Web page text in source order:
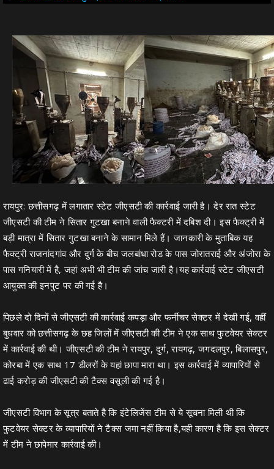
रायपुर: छत्तीसगढ़ में लगातार स्टेट जीएसटी की कार्रवाई जारी है। देर रात स्टेट
जीएसटी की टीम ने सितार गुटखा बनाने वाली फैक्टरी में दबिश दी। इस फैक्ट्री में
बड़ी मात्रा में सितार गुटखा बनाने के सामान मिले हैं। जानकारी के मुताबिक यह
फैक्ट्री राजनांदगांव और दुर्ग के बीच जलबांधा रोड के पास जोरातराई और अंजोरा के
पास गनियारी में है, जहां अभी भी टीम की जांच जारी है।यह कार्रवाई स्टेट जीएसटी
आयुक्त की इनपुट पर की गई है।
पिछले दो दिनों से जीएसटी की कार्रवाई कपड़ा और फर्नीचर सेक्टर में देखी गई, वहीं
बुधवार को छत्तीसगढ़ के छह जिलों में जीएसटी की टीम ने एक साथ फुटवेयर सेक्टर
में कार्रवाई की थी। जीएसटी की टीम ने रायपुर, दुर्ग, रायगढ़, जगदलपुर, बिलासपुर,
कोरबा में एक साथ 17 डीलरों के यहां छापा मारा था। इस कार्रवाई में व्यापारियों से
ढाई करोड़ की जीएसटी की टैक्स वसूली की गई है।
जीएसटी विभाग के सूत्र बताते है कि इंटेलिजेंस टीम से ये सूचना मिली थी कि
फुटवेयर सेक्टर के व्यापारियों ने टैक्स जमा नहीं किया है,यही कारण है कि इस सेक्टर
में टीम ने छापेमार कार्रवाई की।